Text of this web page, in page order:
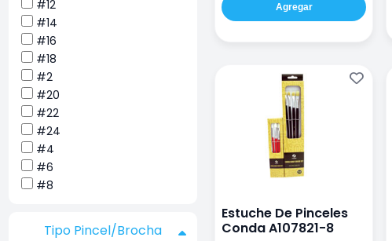
#12
#14
#16
#18
#2
#20
#22
#24
#4
#6
#8
Tipo Pincel/Brocha
Agregar
Estuche De Pinceles
Conda A107821-8